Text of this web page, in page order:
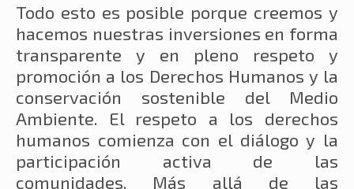
Todo esto es posible porque creemos y
hacemos nuestras inversiones en forma
transparente y en pleno respeto y
promoción a los Derechos Humanos y la
conservación sostenible del Medio
Ambiente. El respeto a los derechos
humanos comienza con el diálogo y la
participación activa de las
comunidades. Más allá de las